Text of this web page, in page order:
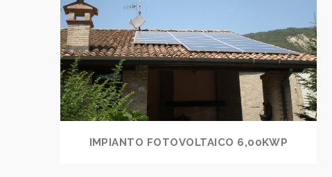
IMPIANTO FOTOVOLTAICO 6,00KWP